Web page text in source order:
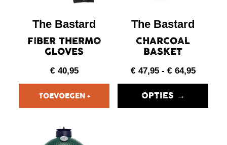
The Bastard
FIBER THERMO
GLOVES
€ 40,95
The Bastard
CHARCOAL
BASKET
€ 47,95 - € 64,95
OPTIES →